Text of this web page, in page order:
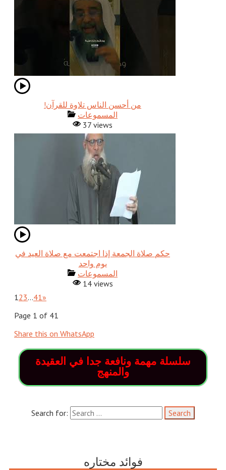
!من أحسن الناس تلاوة للقرآن
المسموعات
37 views
حكم صلاة الجمعة إذا اجتمعت مع صلاة العيد في
يوم واحد
المسموعات
14 views
123…41»
Page 1 of 41
Share this on WhatsApp
سلسلة مهمة ونافعة جدا في العقيدة
والمنهج
Search for:
فوائد مختاره